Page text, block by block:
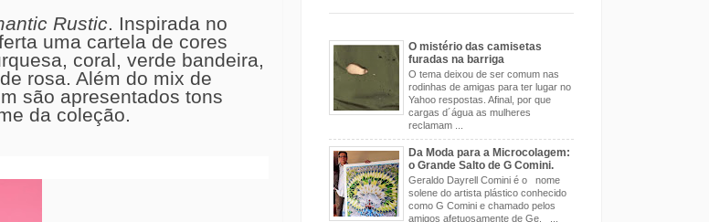
Rustic. Inspirada no
uma cartela de cores
coral, verde bandeira,
rosa. Além do mix de
são apresentados tons
da coleção.
O mistério das camisetas
furadas na barriga
O tema deixou de ser comum nas
rodinhas de amigas para ter lugar no
Yahoo respostas. Afinal, por que
cargas d´água as mulheres
reclamam ...
Da Moda para a Microcolagem:
o Grande Salto de G Comini.
Geraldo Dayrell Comini é o nome
solene do artista plástico conhecido
como G Comini e chamado pelos
amigos afetuosamente de Ge. ...